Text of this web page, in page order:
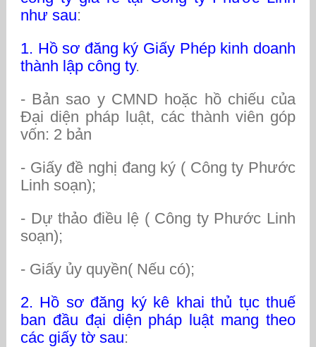
như sau:
1. Hồ sơ đăng ký Giấy Phép kinh doanh
thành lập công ty.
- Bản sao y CMND hoặc hồ chiếu của
Đại diện pháp luật, các thành viên góp
vốn: 2 bản
- Giấy đề nghị đang ký ( Công ty Phước
Linh soạn);
- Dự thảo điều lệ ( Công ty Phước Linh
soạn);
- Giấy ủy quyền( Nếu có);
2. Hồ sơ đăng ký kê khai thủ tục thuế
ban đầu đại diện pháp luật mang theo
các giấy tờ sau: